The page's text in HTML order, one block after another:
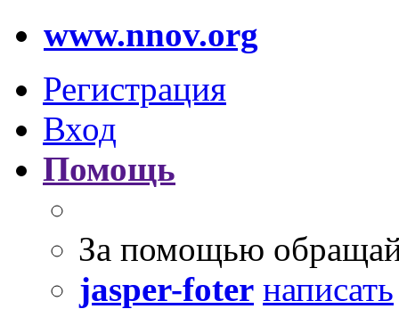
www.nnov.org
Регистрация
Вход
Помощь
За помощью
jasper-foter написать